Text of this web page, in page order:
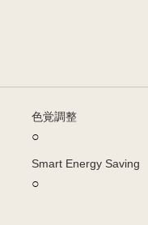
色覚調整
○
Smart Energy Saving
○